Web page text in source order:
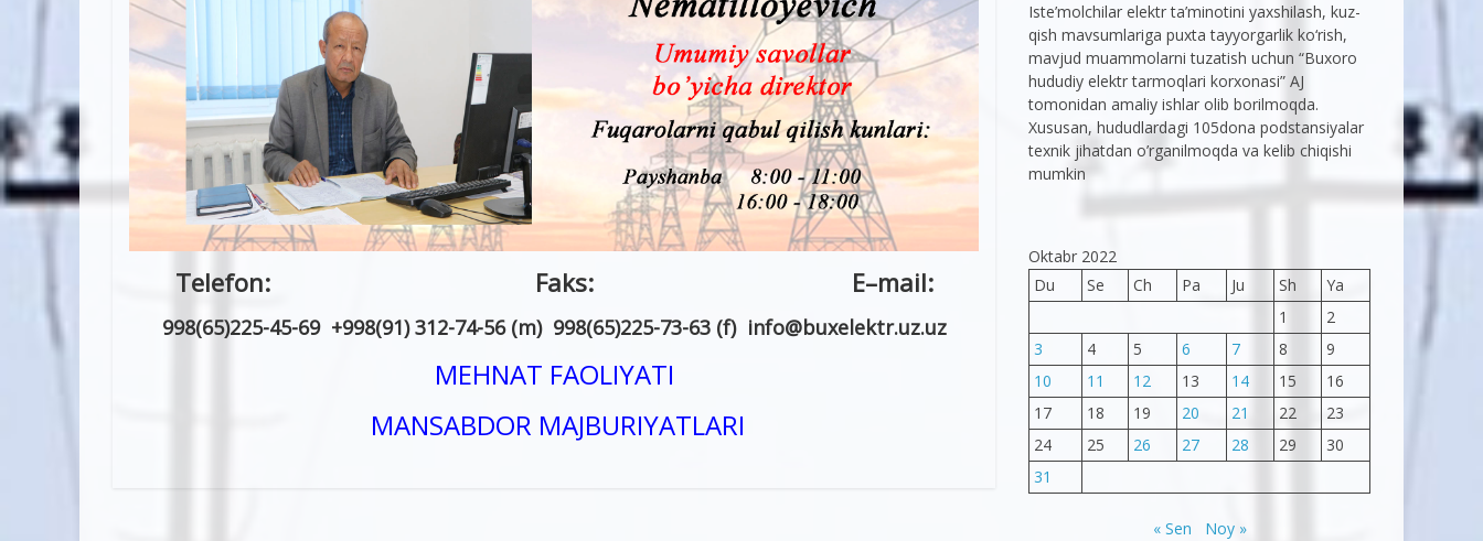
Telefon: Faks: E–mail:
998(65)225-45-69 +998(91) 312-74-56 (m) 998(65)225-73-63 (f) info@buxelektr.uz.uz
MEHNAT FAOLIYATI
MANSABDOR MAJBURIYATLARI
Iste’molchilar elektr ta’minotini yaxshilash, kuz-
qish mavsumlariga puxta tayyorgarlik ko‘rish,
mavjud muammolarni tuzatish uchun “Buxoro
hududiy elektr tarmoqlari korxonasi” AJ
tomonidan amaliy ishlar olib borilmoqda.
Xususan, hududlardagi 105dona podstansiyalar
texnik jihatdan o’rganilmoqda va kelib chiqishi
mumkin
Oktabr 2022
Du
Se Ch Pa Ju Sh
Ya
1
2
3
4 5 6 7 8
9
10
11 12 13 14 15
16
17
18 19 20 21 22
23
24
25 26 27 28 29
30
31
« Sen Noy »